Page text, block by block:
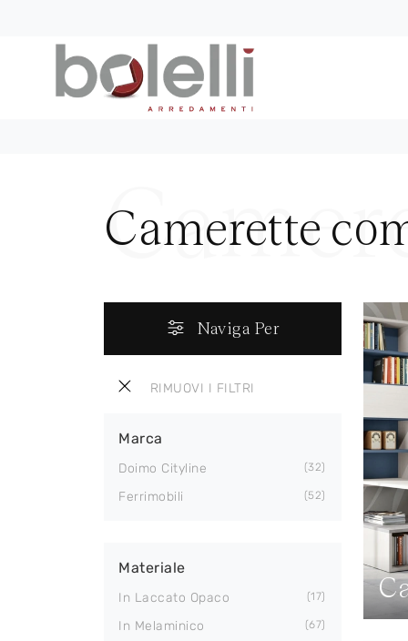
Camerette
Naviga Per
RIMUOVI I FILTRI
Marca
Doimo Cityline 32
Ferrimobili 52
Materiale
In Laccato Opaco 17
In Melaminico 67